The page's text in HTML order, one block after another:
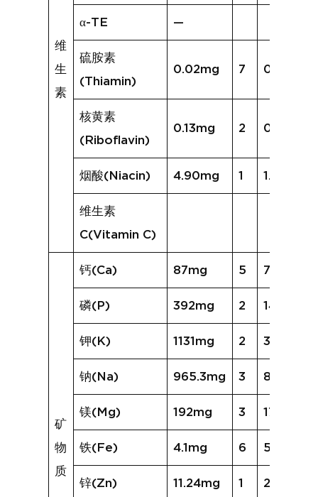
维
生
素
α-TE —
硫胺素
(Thiamin)
0.02mg 7 0.11mg
核黄素
(Riboflavin)
0.13mg 2 0.18mg
烟酸(Niacin) 4.90mg 1 1.39mg
维生素
C(Vitamin C)
矿
物
质
钙(Ca) 87mg 5 76mg
磷(P) 392mg 2 140mg
钾(K) 1131mg 2 367mg
钠(Na) 965.3mg 3 825.2mg
镁(Mg) 192mg 3 170mg
铁(Fe) 4.1mg 6 5.1mg
锌(Zn) 11.24mg 1 2.97mg